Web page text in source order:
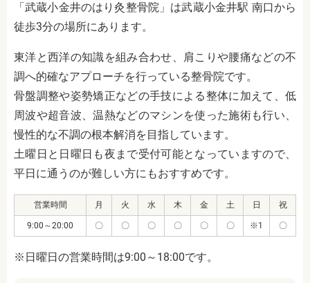
「武蔵小金井のはり灸整骨院」は武蔵小金井駅 南口から
徒歩3分の場所にあります。
東洋と西洋の知識を組み合わせ、肩こりや腰痛などの不
調へ的確なアプローチを行っている整骨院です。
骨盤調整や姿勢矯正などの手技による整体に加えて、低
周波や超音波、温熱などのマシンを使った施術も行い、
慢性的な不調の根本解消を目指しています。
土曜日と日曜日も夜まで受付可能となっていますので、
平日に通うのが難しい方にもおすすめです。
営業時間 月 火 水 木 金 土 日 祝
9:00～20:00 〇 〇 〇 〇 〇 〇 ※1 〇
※日曜日の営業時間は9:00～18:00です。